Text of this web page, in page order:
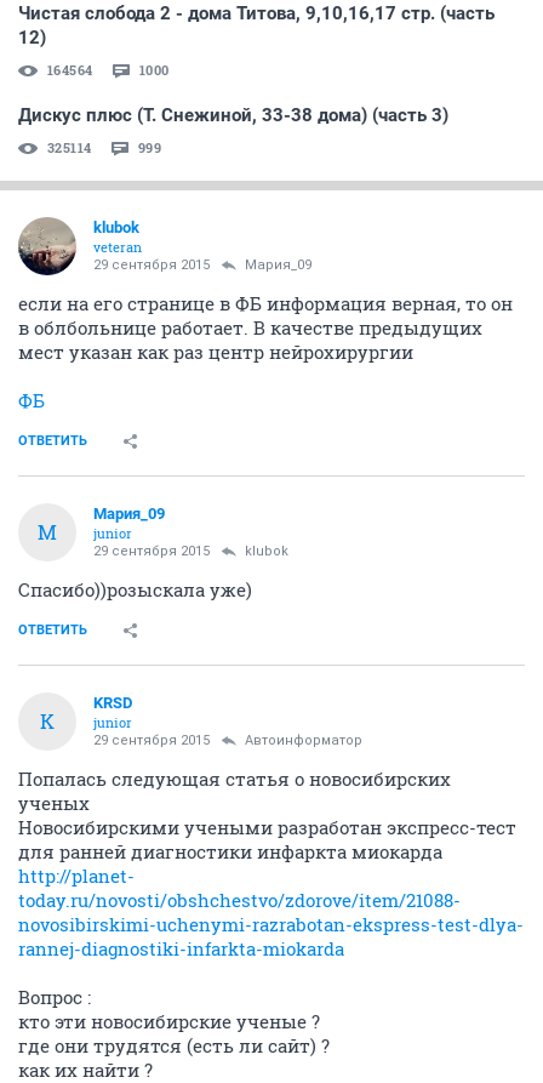
Чистая слобода 2 - дома Титова, 9,10,16,17 стр. (часть
12)
164564 1000
Дискус плюс (Т. Снежиной, 33-38 дома) (часть 3)
325114 999
klubok
veteran
29 сентября 2015 Мария_09
если на его странице в ФБ информация верная, то он
в облбольнице работает. В качестве предыдущих
мест указан как раз центр нейрохирургии
ФБ
ОТВЕТИТЬ
М
Мария_09
junior
29 сентября 2015 klubok
Спасибо))розыскала уже)
ОТВЕТИТЬ
K
KRSD
junior
29 сентября 2015 Автоинформатор
Попалась следующая статья о новосибирских
ученых
Новосибирскими учеными разработан экспресс-тест
для ранней диагностики инфаркта миокарда
http://planet-
today.ru/novosti/obshchestvo/zdorove/item/21088-
novosibirskimi-uchenymi-razrabotan-ekspress-test-dlya-
rannej-diagnostiki-infarkta-miokarda
Вопрос :
кто эти новосибирские ученые ?
где они трудятся (есть ли сайт) ?
как их найти ?